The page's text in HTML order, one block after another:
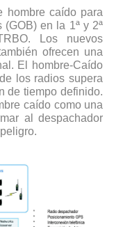
hombre caído para
(GOB) en la 1ª y 2ª
Los nuevos
ofrecen una
El hombre-Caído
los radios supera
de tiempo definido.
caído como una
al despachador